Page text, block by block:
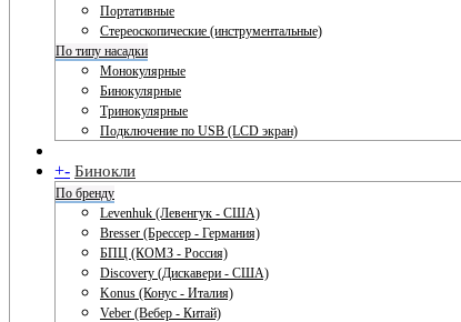
Портативные
Стереоскопические (инструментальные)
По типу насадки
Монокулярные
Бинокулярные
Тринокулярные
Подключение по USB (LCD экран)
+- Бинокли
По бренду
Levenhuk (Левенгук - США)
Bresser (Брессер - Германия)
БПЦ (КОМЗ - Россия)
Discovery (Дискавери - США)
Konus (Конус - Италия)
Veber (Вебер - Китай)